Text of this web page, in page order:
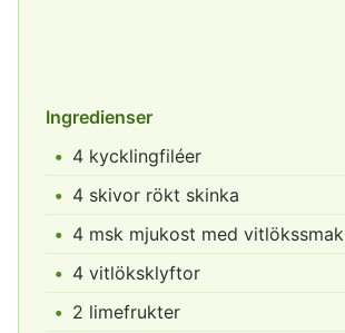
Ingredienser
4 kycklingfiléer
4 skivor rökt skinka
4 msk mjukost med vitlökssmak
4 vitlöksklyftor
2 limefrukter